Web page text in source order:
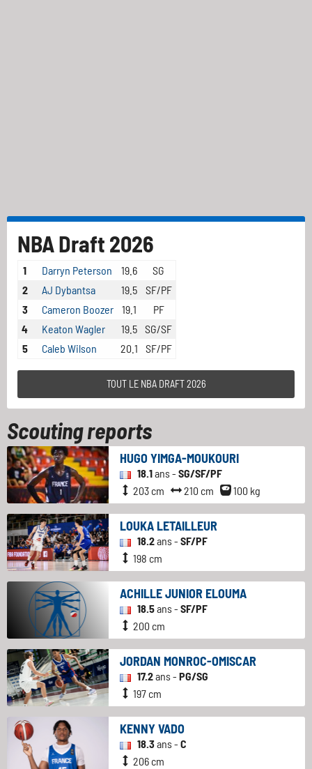
NBA Draft 2026
1 Darryn Peterson 19.6
SG
2
AJ Dybantsa 19.5
SF/PF
3
Cameron Boozer 19.1
PF
4
Keaton Wagler 19.5 SG/SF
5
Caleb Wilson 20.1 SF/PF
TOUT LE NBA DRAFT 2026
Scouting reports
HUGO YIMGA-MOUKOURI
18.1ans - SG/SF/PF
203 cm
210 cm 100 kg
LOUKA LETAILLEUR
18.2ans - SF/PF
198 cm
ACHILLE JUNIOR ELOUMA
18.5ans - SF/PF
200 cm
JORDAN MONROC-OMISCAR
17.2ans - PG/SG
197 cm
KENNY VADO
18.3ans - C
206 cm